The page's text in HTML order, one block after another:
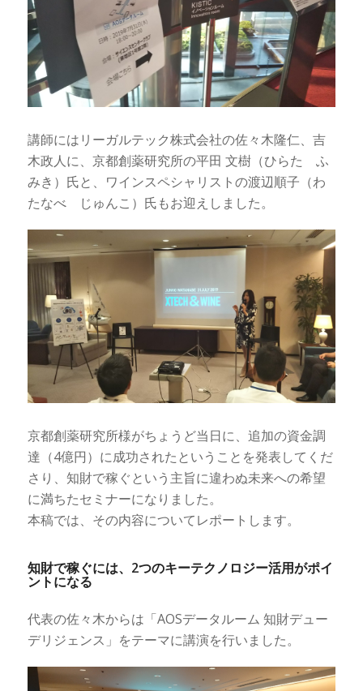
講師にはリーガルテック株式会社の佐々木隆仁、吉
木政人に、京都創薬研究所の平田 文樹（ひらた ふ
みき）氏と、ワインスペシャリストの渡辺順子（わ
たなべ じゅんこ）氏もお迎えしました。
京都創薬研究所様がちょうど当日に、追加の資金調
達（4億円）に成功されたということを発表してくだ
さり、知財で稼ぐという主旨に違わぬ未来への希望
に満ちたセミナーになりました。
本稿では、その内容についてレポートします。
知財で稼ぐには、2つのキーテクノロジー活用がポイ
ントになる
代表の佐々木からは「AOSデータルーム 知財デュー
デリジェンス」をテーマに講演を行いました。